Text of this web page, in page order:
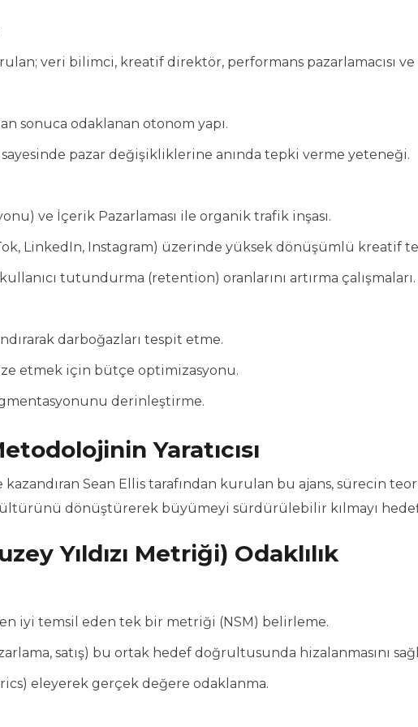
veri bilimci, kreatif direktör, performans pazarlamacısı ve
sonuca odaklanan otonom yapı.
sayesinde pazar değişikliklerine anında tepki verme yeteneği.
ve İçerik Pazarlaması ile organik trafik inşası.
LinkedIn, Instagram) üzerinde yüksek dönüşümlü kreatif
tutundurma (retention) oranlarını artırma çalışmaları.
darboğazları tespit etme.
etmek için bütçe optimizasyonu.
derinleştirme.
Yaratıcısı
Sean Ellis tarafından kurulan bu ajans, sürecin
dönüştürerek büyümeyi sürdürülebilir kılmayı
Yıldızı Metriği) Odaklılık
en iyi temsil eden tek bir metriği (NSM) belirleme.
satış) bu ortak hedef doğrultusunda hizalanmasını
eleyerek gerçek değere odaklanma.